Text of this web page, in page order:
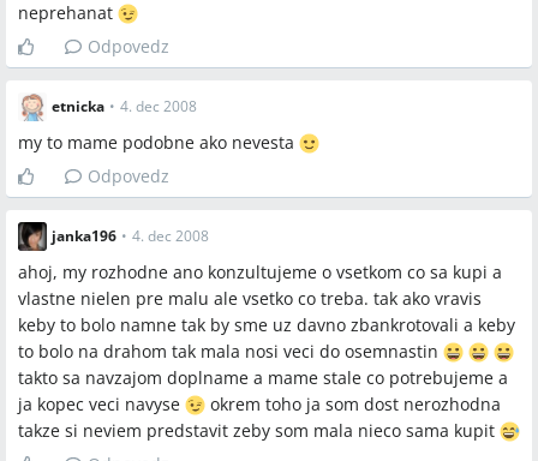
spotrebiče (napr. sušička), pretože ide o väčšie výdavky a
technické požiadavky.
partnera?
A:Áno, mnohé matky kupujú oblečenie a drobné hračky cez
internet bez konzultácie; partneri ich často uvidia až pri
doručení zásielky alebo keď dieťa oblečú.
Q:Ako rozdeliť rozhodovanie o nákupoch v domácnosti?
A:Bežne sa rozhodovanie delí podľa záujmov a kompetencií:
partner berie rozhodnutia o aute a elektronike, partnerka rieši
oblečenie a detskú kozmetiku; veľké kúpy robia obaja spolu.
Q:Sú internetové obchody užitočné pri výbere vecí pre deti?
A:Áno, online nákupy sú bežné; v diskusii boli spomenuté
stránky a odkazy pri produktoch (napr. Thingsforbaby.co.uk,
Mimibazar.cz) ako spôsob výberu a ukážky produktov
neprehanat
Odpovedz
etnicka • 4. dec 2008
my to mame podobne ako nevesta
Odpovedz
janka196 • 4. dec 2008
ahoj, my rozhodne ano konzultujeme o vsetkom co sa kupi a
vlastne nielen pre malu ale vsetko co treba. tak ako vravis
keby to bolo namne tak by sme uz davno zbankrotovali a keby
to bolo na drahom tak mala nosi veci do osemnastin
takto sa navzajom doplname a mame stale co potrebujeme a
ja kopec veci navyse
okrem toho ja som dost nerozhodna
takze si neviem predstavit zeby som mala nieco sama kupit